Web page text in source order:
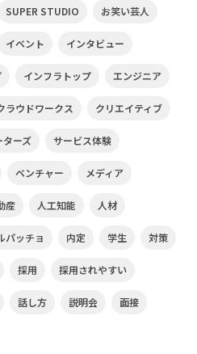
SUPER STUDIO お笑い芸人
イベント インタビュー
インフラトップ エンジニア
ラウドワークス クリエイティブ
ターズ サービス体験
ベンチャー メディア
産 人工知能 人材
パッチョ 内定 学生 対策
採用 採用されやすい
話し方 説明会 面接